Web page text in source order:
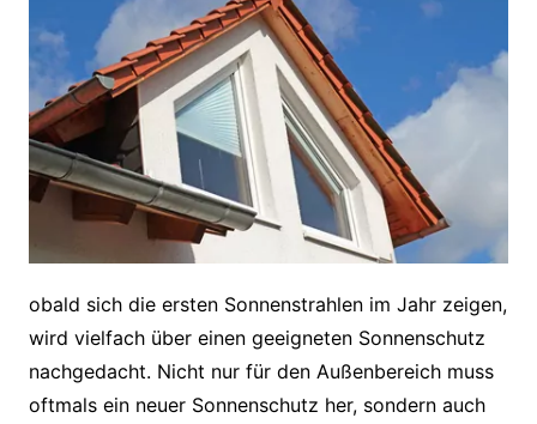
obald sich die ersten Sonnenstrahlen im Jahr zeigen,
wird vielfach über einen geeigneten Sonnenschutz
nachgedacht. Nicht nur für den Außenbereich muss
oftmals ein neuer Sonnenschutz her, sondern auch